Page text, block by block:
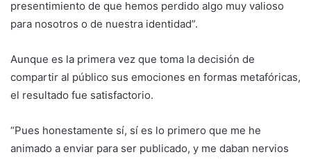
presentimiento de que hemos perdido algo muy valioso
para nosotros o de nuestra identidad”.
Aunque es la primera vez que toma la decisión de
compartir al público sus emociones en formas metafóricas,
el resultado fue satisfactorio.
“Pues honestamente sí, sí es lo primero que me he
animado a enviar para ser publicado, y me daban nervios